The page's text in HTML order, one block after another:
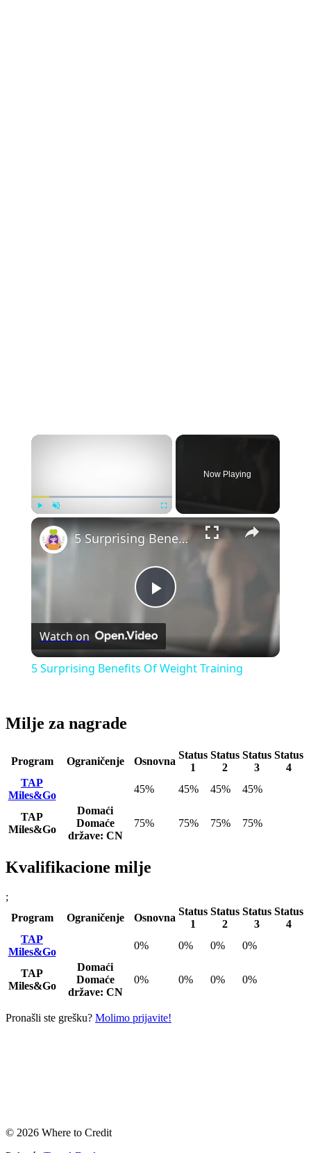
Now Playing
Play
Video
5 Surprising Benefits Of Weight Training
Watch on
5 Surprising Benefits Of Weight Training
Milje za nagrade
Program Ograničenje Osnovna
Status
1
Status
2
Status
3
Status
4
TAP
Miles&Go
45% 45% 45% 45%
TAP
Miles&Go
Domaći
Domaće
države: CN
75% 75% 75% 75%
Kvalifikacione milje
;
Program
Ograničenje Osnovna
Status
1
Status
2
Status
3
Status
4
TAP
Miles&Go
0% 0% 0% 0%
TAP
Miles&Go
Domaći
Domaće
države: CN
0% 0% 0% 0%
Pronašli ste grešku? Molimo prijavite!
© 2026 Where to Credit